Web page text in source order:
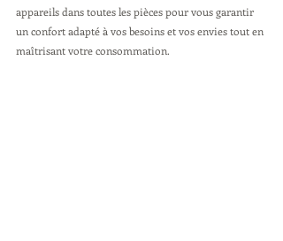
appareils dans toutes les pièces pour vous garantir
un confort adapté à vos besoins et vos envies tout en
maîtrisant votre consommation.